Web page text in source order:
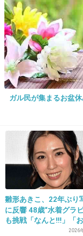
既に欅坂にいい
揺れるAKB48グルー
写真が流出
girlschannel.net
お披露目と同時期にメンバ
が、さらなる受難に見舞わ
するも、母親の反対にあっ
が話題の長濱ねる（17）に
ドは対応も決めかねている
出典：up.gc-img.net
23. 匿名2015/12/30(水) 10:43:53
新潟46はどうなっ
ガル民が集まるお盆
雛形あきこ、22年ぶり
に反響 48歳“水着グラ
も挑戦「なんと!!!」「
～」「学生時代が蘇り
2026